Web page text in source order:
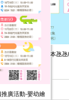
推廣活動-嬰幼繪本氹氹
07月11日
廣活動-嬰幼繪